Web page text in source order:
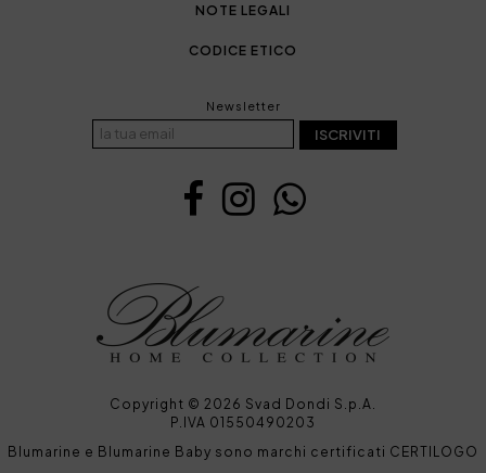
NOTE LEGALI
CODICE ETICO
Newsletter
ISCRIVITI
Copyright © 2026 Svad Dondi S.p.A.
P.IVA 01550490203
Blumarine e Blumarine Baby sono marchi certificati CERTILOGO